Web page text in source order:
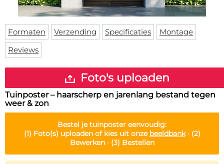
Deurmat
Vloermat
Skateboard deck
Over ons
Levertijden
Inloggen
WhatsApp
Formaten Verzending Specificaties
Montage
Reviews
Foto's uploaden
Tuinposter – haarscherp en jarenlang bestand tegen
weer & zon
Bestel jetuinposter eenvoudig:
(1) Foto(s) uploaden of kies uit onze beeldbank· (2)
Bewerken · (3) Bestellen